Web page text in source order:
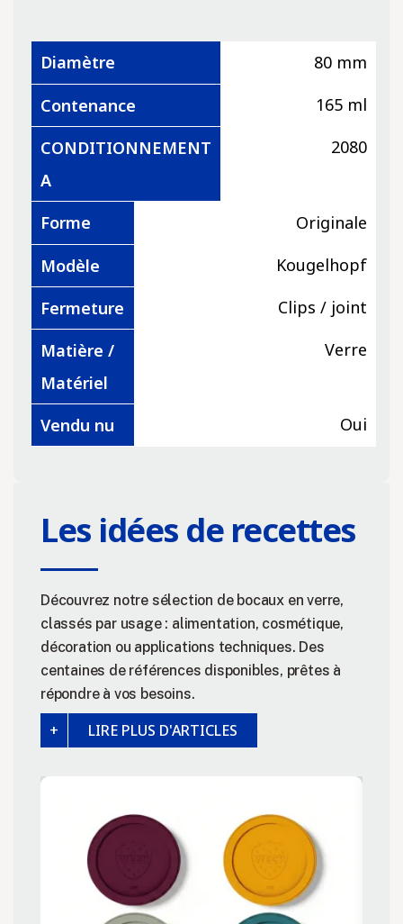
Diamètre
80 mm
Contenance
165 ml
CONDITIONNEMENT
A
2080
Forme
Originale
Modèle
Kougelhopf
Fermeture
Clips / joint
Matière /
Matériel
Verre
Vendu nu Oui
Les idées de recettes
Découvrez notre sélection de bocaux en verre,
classés par usage : alimentation, cosmétique,
décoration ou applications techniques. Des
centaines de références disponibles, prêtes à
répondre à vos besoins.
LIRE PLUS D'ARTICLES